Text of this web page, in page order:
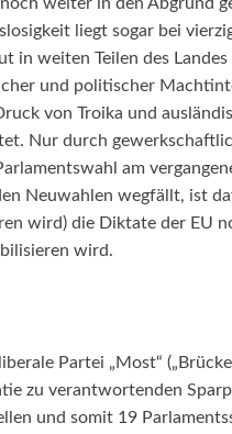
weiter in den Abgrund
liegt sogar bei
in weiten Teilen des
und politischer
von Troika und
Nur durch
am
Neuwahlen wegfällt, ist
wird) die Diktate der EU
wird.
Partei „Most“
zu verantwortenden
und somit 19